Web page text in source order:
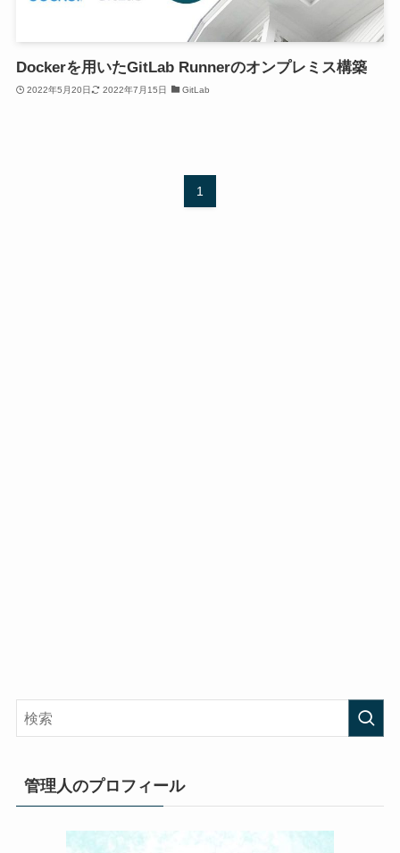
Dockerを用いたGitLab Runnerのオンプレミス構築
2022年5月20日 2022年7月15日 GitLab
1
管理人のプロフィール